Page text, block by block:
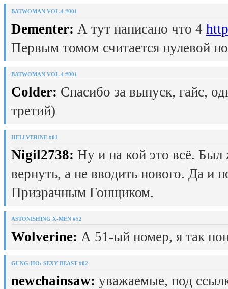
BATWOMAN VOL.4 #001
Dementer: А тут написано что 4
Первым томом считается нулевой
BATWOMAN VOL.4 #001
Colder: Спасибо за выпуск, гайс,
третий)
HELLVERINE #01
Nigil2738: Ну и на кой это всё.
вернуть, а не вводить нового. Да и
Призрачным Гонщиком.
ASTONISHING X-MEN #52
Wolverine: А 51-ый номер, я так
GUNG-HO: SEXY BEAST #02
newchainsaw: уважаемые, под